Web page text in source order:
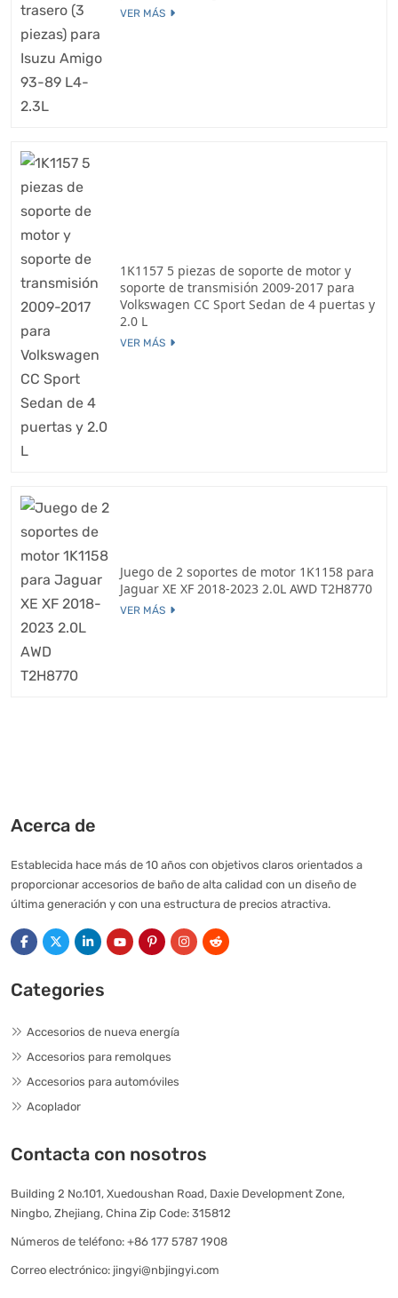
VER MÁS
1K1157 5 piezas de soporte de motor y
soporte de transmisión 2009-2017 para
Volkswagen CC Sport Sedan de 4 puertas y
2.0 L
VER MÁS
Juego de 2 soportes de motor 1K1158 para
Jaguar XE XF 2018-2023 2.0L AWD T2H8770
VER MÁS
Acerca de
Establecida hace más de 10 años con objetivos claros orientados a
proporcionar accesorios de baño de alta calidad con un diseño de
última generación y con una estructura de precios atractiva.
Categories
Accesorios de nueva energía
Accesorios para remolques
Accesorios para automóviles
Acoplador
Contacta con nosotros
Building 2 No.101, Xuedoushan Road, Daxie Development Zone,
Ningbo, Zhejiang, China Zip Code: 315812
Números de teléfono: +86 177 5787 1908
Correo electrónico: jingyi@nbjingyi.com